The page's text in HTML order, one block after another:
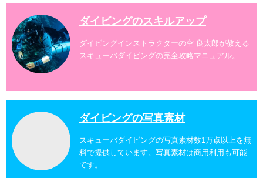
ダイビングのスキルアップ
ダイビングインストラクターの空 良太郎が教える
スキューバダイビングの完全攻略マニュアル。
ダイビングの写真素材
スキューバダイビングの写真素材数1万点以上を無
料で提供しています。写真素材は商用利用も可能
です。